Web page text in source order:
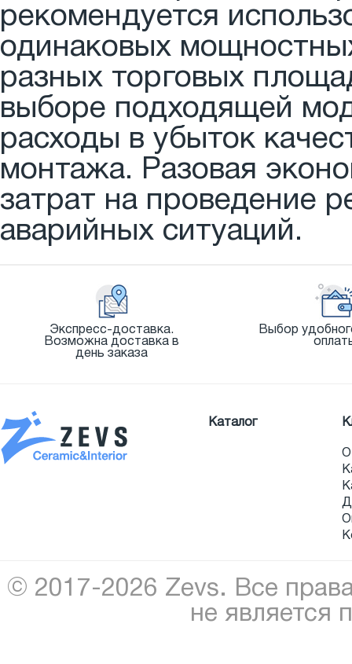
рекомендуется
одинаковых
разных торговых
выборе подходящей
расходы в убыток
монтажа. Разовая
затрат на проведение
аварийных ситуаций.
Экспресс-доставка.
Возможна доставка в
день заказа
Выбор
Каталог
О
© 2017-2026 Zevs. Все
не является